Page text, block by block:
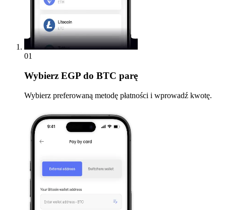
01
Wybierz EGP do BTC parę
Wybierz preferowaną metodę płatności i wprowadź kwotę.